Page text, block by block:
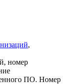
,
номер
ПО. Номер